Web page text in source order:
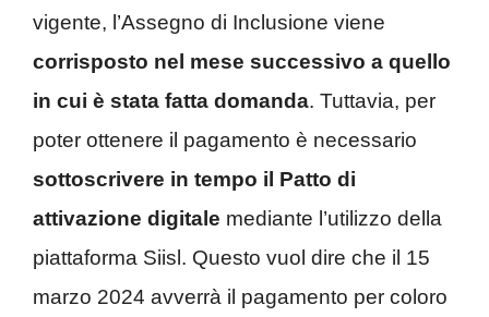
vigente, l’Assegno di Inclusione viene
corrisposto nel mese successivo a quello
in cui è stata fatta domanda. Tuttavia, per
poter ottenere il pagamento è necessario
sottoscrivere in tempo il Patto di
attivazione digitale mediante l’utilizzo della
piattaforma Siisl. Questo vuol dire che il 15
marzo 2024 avverrà il pagamento per coloro